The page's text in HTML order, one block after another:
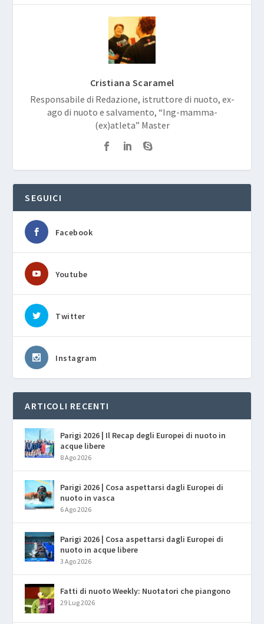
Cristiana Scaramel
Responsabile di Redazione, istruttore di nuoto, ex-
ago di nuoto e salvamento, “Ing-mamma-
(ex)atleta” Master
SEGUICI
Facebook
Youtube
Twitter
Instagram
ARTICOLI RECENTI
Parigi 2026 | Il Recap degli Europei di nuoto in
acque libere
8 Ago 2026
Parigi 2026 | Cosa aspettarsi dagli Europei di
nuoto in vasca
6 Ago 2026
Parigi 2026 | Cosa aspettarsi dagli Europei di
nuoto in acque libere
3 Ago 2026
Fatti di nuoto Weekly: Nuotatori che piangono
29 Lug 2026